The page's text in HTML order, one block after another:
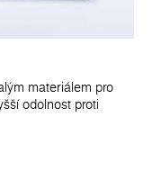
materiálem pro
odolnost proti